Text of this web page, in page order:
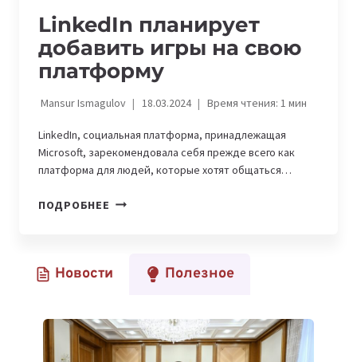
LinkedIn планирует
добавить игры на свою
платформу
Mansur Ismagulov 18.03.2024 Время чтения: 1мин
LinkedIn, социальная платформа, принадлежащая
Microsoft, зарекомендовала себя прежде всего как
платформа для людей, которые хотят общаться…
ПОДРОБНЕЕ LINKEDIN
НА
Новости Полезное